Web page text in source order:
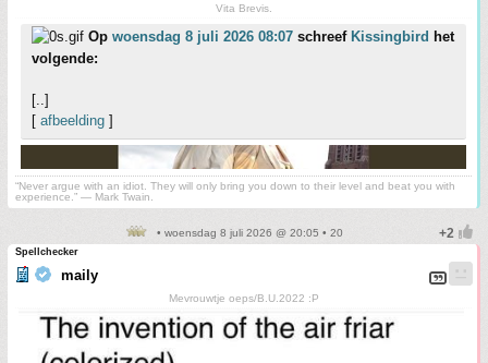
Vita Brevis.
Op woensdag 8 juli 2026 08:07 schreef Kissingbird het
volgende:
[..]
[ afbeelding ]
“Never argue with an idiot. They will only bring you down to their level and beat you with
experience.” ― Mark Twain.
• woensdag 8 juli 2026 @ 20:05 • 20
Spellchecker
maily
Mevrouwtje oeps/B.U.2022 :P